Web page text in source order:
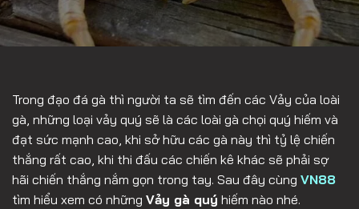
Trong đạo đá gà thì người ta sẽ tìm đến các Vảy của loài
gà, những loại vảy quý sẽ là các loài gà chọi quý hiếm và
đạt sức mạnh cao, khi sở hữu các gà này thì tỷ lệ chiến
thắng rất cao, khi thi đấu các chiến kê khác sẽ phải sợ
hãi chiến thắng nắm gọn trong tay. Sau đây cùng VN88
tìm hiểu xem có những Vảy gà quý hiếm nào nhé.